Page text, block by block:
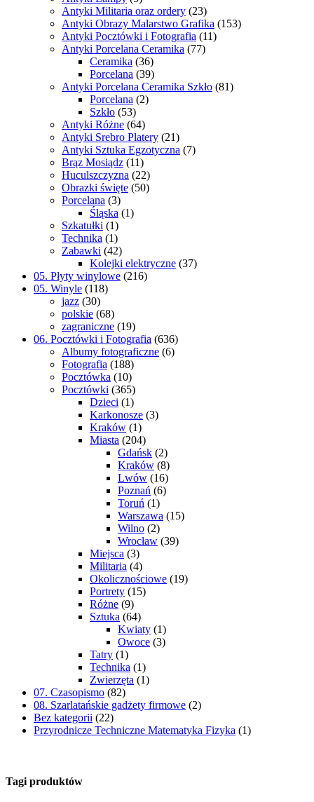
Antyki Militaria oraz ordery (23)
Antyki Obrazy Malarstwo Grafika (153)
Antyki Pocztówki i Fotografia (11)
Antyki Porcelana Ceramika (77)
Ceramika (36)
Porcelana (39)
Antyki Porcelana Ceramika Szkło (81)
Porcelana (2)
Szkło (53)
Antyki Różne (64)
Antyki Srebro Platery (21)
Antyki Sztuka Egzotyczna (7)
Brąz Mosiądz (11)
Huculszczyzna (22)
Obrazki święte (50)
Porcelana (3)
Śląska (1)
Szkatułki (1)
Technika (1)
Zabawki (42)
Kolejki elektryczne (37)
05. Płyty winylowe (216)
05. Winyle (118)
jazz (30)
polskie (68)
zagraniczne (19)
06. Pocztówki i Fotografia (636)
Albumy fotograficzne (6)
Fotografia (188)
Pocztówka (10)
Pocztówki (365)
Dzieci (1)
Karkonosze (3)
Kraków (1)
Miasta (204)
Gdańsk (2)
Kraków (8)
Lwów (16)
Poznań (6)
Toruń (1)
Warszawa (15)
Wilno (2)
Wrocław (39)
Miejsca (3)
Militaria (4)
Okolicznościowe (19)
Portrety (15)
Różne (9)
Sztuka (64)
Kwiaty (1)
Owoce (3)
Tatry (1)
Technika (1)
Zwierzęta (1)
07. Czasopismo (82)
08. Szarlatańskie gadżety firmowe (2)
Bez kategorii (22)
Przyrodnicze Techniczne Matematyka Fizyka (1)
Tagi produktów